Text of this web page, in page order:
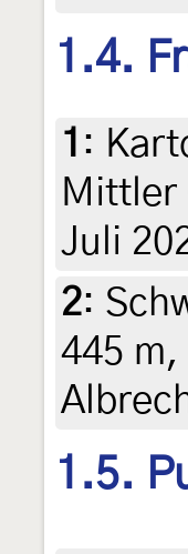
1.4.
1 :
Mittler
Juli
2:
445
1.5.